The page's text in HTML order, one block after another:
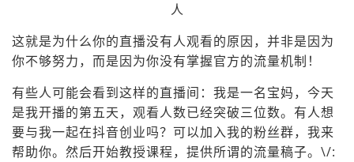
这就是为什么你的直播没有人观看的原因，并非是因为
你不够努力，而是因为你没有掌握官方的流量机制！
有些人可能会看到这样的直播间：我是一名宝妈，今天
是我开播的第五天，观看人数已经突破三位数。有人想
要与我一起在抖音创业吗？可以加入我的粉丝群，我来
帮助你。然后开始教授课程，提供所谓的流量稿子。\/: